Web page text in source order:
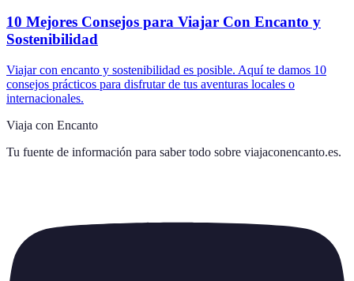
10 Mejores Consejos para Viajar Con Encanto y
Sostenibilidad
Viajar con encanto y sostenibilidad es posible. Aquí te damos 10
consejos prácticos para disfrutar de tus aventuras locales o
internacionales.
Viaja con Encanto
Tu fuente de información para saber todo sobre viajaconencanto.es.